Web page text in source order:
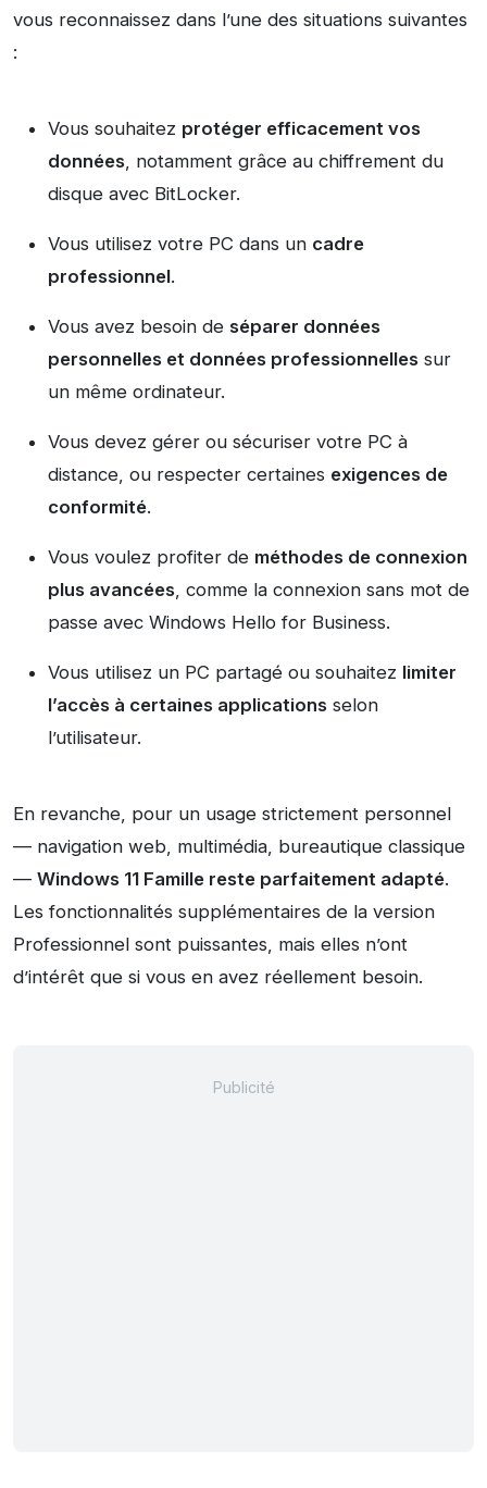
vous reconnaissez dans l’une des situations suivantes
:
Vous souhaitez protéger efficacement vos
données, notamment grâce au chiffrement du
disque avec BitLocker.
Vous utilisez votre PC dans un cadre
professionnel.
Vous avez besoin de séparer données
personnelles et données professionnelles sur
un même ordinateur.
Vous devez gérer ou sécuriser votre PC à
distance, ou respecter certaines exigences de
conformité.
Vous voulez profiter de méthodes de connexion
plus avancées, comme la connexion sans mot de
passe avec Windows Hello for Business.
Vous utilisez un PC partagé ou souhaitez limiter
l’accès à certaines applications selon
l’utilisateur.
En revanche, pour un usage strictement personnel
— navigation web, multimédia, bureautique classique
— Windows 11 Famille reste parfaitement adapté.
Les fonctionnalités supplémentaires de la version
Professionnel sont puissantes, mais elles n’ont
d’intérêt que si vous en avez réellement besoin.